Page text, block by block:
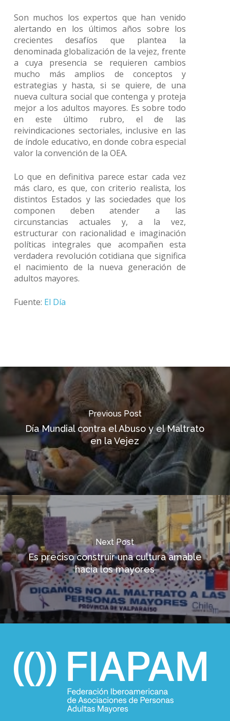
Son muchos los expertos que han venido
alertando en los últimos años sobre los
crecientes desafíos que plantea la
denominada globalización de la vejez, frente
a cuya presencia se requieren cambios
mucho más amplios de conceptos y
estrategias y hasta, si se quiere, de una
nueva cultura social que contenga y proteja
mejor a los adultos mayores. Es sobre todo
en este último rubro, el de las
reivindicaciones sectoriales, inclusive en las
de índole educativo, en donde cobra especial
valor la convención de la OEA.
Lo que en definitiva parece estar cada vez
más claro, es que, con criterio realista, los
distintos Estados y las sociedades que los
componen deben atender a las
circunstancias actuales y, a la vez,
estructurar con racionalidad e imaginación
políticas integrales que acompañen esta
verdadera revolución cotidiana que significa
el nacimiento de la nueva generación de
adultos mayores.
Fuente: El Día
Previous Post
Día Mundial contra el Abuso y el Maltrato
en la Vejez
Next Post
Es preciso construir una cultura amable
hacia los mayores